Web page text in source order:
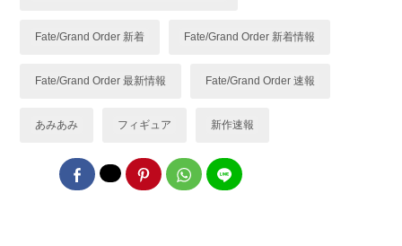
Fate/Grand Order 新着 Fate/Grand Order 新着情報
Fate/Grand Order 最新情報 Fate/Grand Order 速報
あみあみ フィギュア 新作速報